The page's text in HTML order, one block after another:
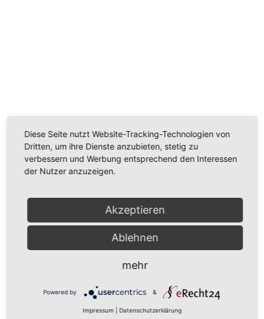
durch und stimmen Sie der Nutzung des Service zu,
um dieses Video anzusehen.
Akzeptieren
Usercentrics Consent Management
Platform
Diese Seite nutzt Website-Tracking-Technologien von
Dritten, um ihre Dienste anzubieten, stetig zu
verbessern und Werbung entsprechend den Interessen
der Nutzer anzuzeigen.
Akzeptieren
Ablehnen
mehr
Powered by &
Impressum Datenschutzerklärung